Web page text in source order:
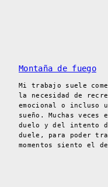
Montaña de fuego
Mi trabajo suele
la necesidad de
emocional o incluso
sueño. Muchas veces
duelo y del intento
duele, para poder
momentos siento el